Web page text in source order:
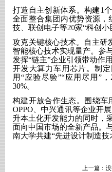
打造自主创新体系。构建1
全面整合集团内优势资源，
技、联创电子等20家“科创小
攻克关键核心技术。自主研
智能核心技术实现量产。参
发挥“链主”企业引领带动作
开发大算力车用芯片。制
用“应验尽验”“应用尽用”
30%。
构建开放合作生态。围绕车
OPPO、中兴通讯等企业开
升本土化开发能力的同时，
面向中国市场的全新产品。
南大学共建“先进设计制造
上一篇：